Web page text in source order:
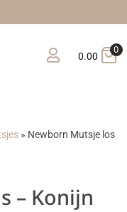
0.00
0
» Newborn Mutsje los
– Konijn